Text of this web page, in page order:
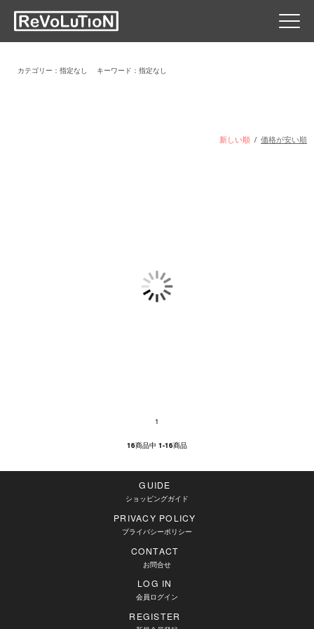
カテゴリー：指定なし キーワード：指定なし
新しい順 / 価格が安い順
1
16商品中 1-16商品
GUIDE
ショッピングガイド
PRIVACY POLICY
プライバシーポリシー
CONTACT
お問合せ
LOG IN
会員ログイン
REGISTER